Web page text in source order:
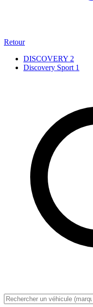
Retour
DISCOVERY 2
Discovery Sport 1